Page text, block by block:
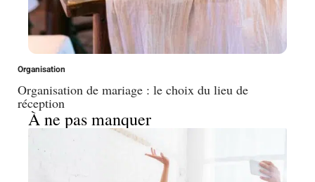
Organisation
Organisation de mariage : le choix du lieu de
réception
À ne pas manquer